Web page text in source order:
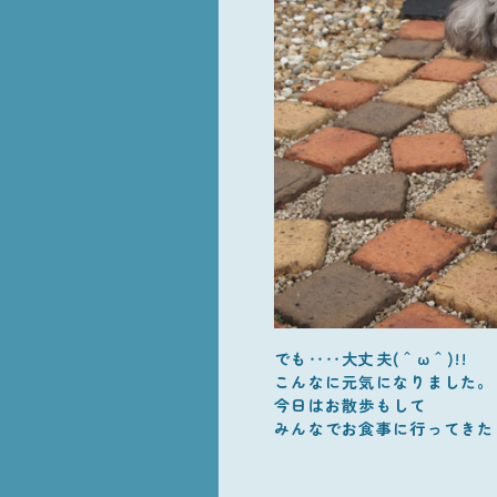
でも‥‥大丈夫(＾ω＾)!!
こんなに元気になりました。
今日はお散歩もして
みんなでお食事に行ってき